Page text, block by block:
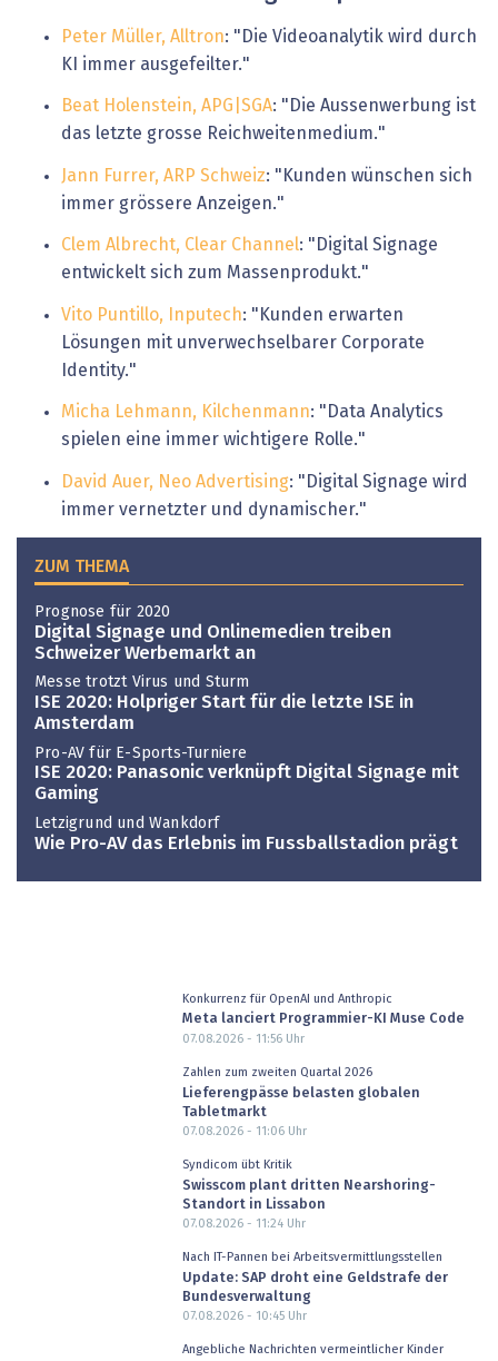
Peter Müller, Alltron: "Die Videoanalytik wird durch
KI immer ausgefeilter."
Beat Holenstein, APG|SGA: "Die Aussenwerbung ist
das letzte grosse Reichweitenmedium."
Jann Furrer, ARP Schweiz: "Kunden wünschen sich
immer grössere Anzeigen."
Clem Albrecht, Clear Channel: "Digital Signage
entwickelt sich zum Massenprodukt."
Vito Puntillo, Inputech: "Kunden erwarten
Lösungen mit unverwechselbarer Corporate
Identity."
Micha Lehmann, Kilchenmann: "Data Analytics
spielen eine immer wichtigere Rolle."
David Auer, Neo Advertising: "Digital Signage wird
immer vernetzter und dynamischer."
ZUM THEMA
Prognose für 2020
Digital Signage und Onlinemedien treiben
Schweizer Werbemarkt an
Messe trotzt Virus und Sturm
ISE 2020: Holpriger Start für die letzte ISE in
Amsterdam
Pro-AV für E-Sports-Turniere
ISE 2020: Panasonic verknüpft Digital Signage mit
Gaming
Letzigrund und Wankdorf
Wie Pro-AV das Erlebnis im Fussballstadion prägt
Konkurrenz für OpenAI und Anthropic
Meta lanciert Programmier-KI Muse Code
07.08.2026 - 11:56Uhr
Zahlen zum zweiten Quartal 2026
Lieferengpässe belasten globalen
Tabletmarkt
07.08.2026 - 11:06Uhr
Syndicom übt Kritik
Swisscom plant dritten Nearshoring-
Standort in Lissabon
07.08.2026 - 11:24Uhr
Nach IT-Pannen bei Arbeitsvermittlungsstellen
Update: SAP droht eine Geldstrafe der
Bundesverwaltung
07.08.2026 - 10:45Uhr
Angebliche Nachrichten vermeintlicher Kinder